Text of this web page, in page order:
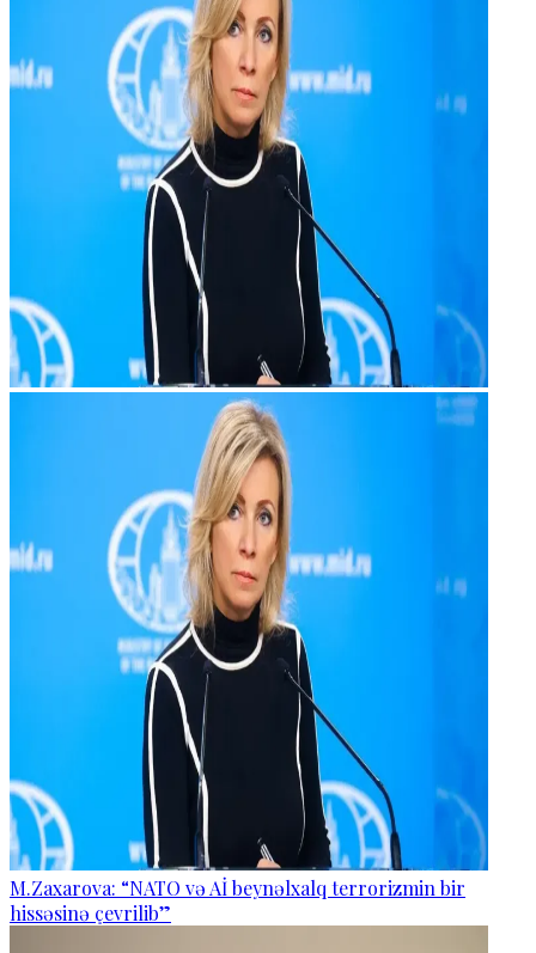
M.Zaxarova: “NATO və Aİ beynəlxalq terrorizmin bir
hissəsinə çevrilib”